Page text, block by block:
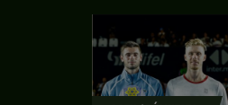
Crivellaro,
Italie
,
et
Michele